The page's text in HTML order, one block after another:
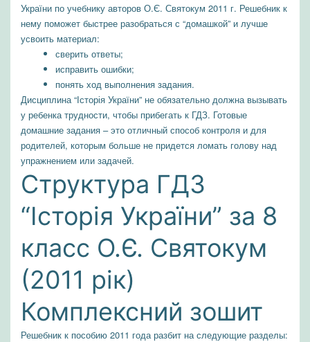
України по учебнику авторов О.Є. Святокум 2011 г. Решебник к
нему поможет быстрее разобраться с “домашкой” и лучше
усвоить материал:
сверить ответы;
исправить ошибки;
понять ход выполнения задания.
Дисциплина “Історія України” не обязательно должна вызывать
у ребенка трудности, чтобы прибегать к ГДЗ. Готовые
домашние задания – это отличный способ контроля и для
родителей, которым больше не придется ломать голову над
упражнением или задачей.
Структура ГДЗ
“Історія України” за 8
класс О.Є. Святокум
(2011 рік)
Комплексний зошит
Решебник к пособию 2011 года разбит на следующие разделы: